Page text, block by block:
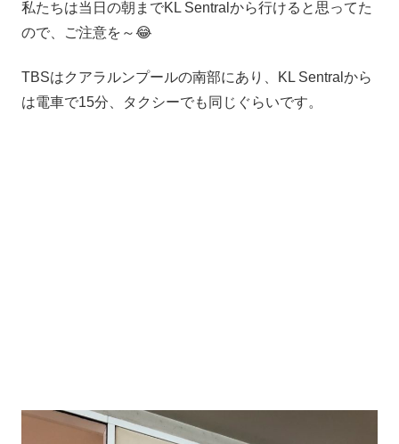
私たちは当日の朝までKL Sentralから行けると思ってた
ので、ご注意を～😂
TBSはクアラルンプールの南部にあり、KL Sentralから
は電車で15分、タクシーでも同じぐらいです。